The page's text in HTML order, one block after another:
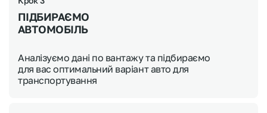
ПІДБИРАЄМО
АВТОМОБІЛЬ
Аналізуємо дані по вантажу та підбираємо
для вас оптимальний варіант авто для
транспортування